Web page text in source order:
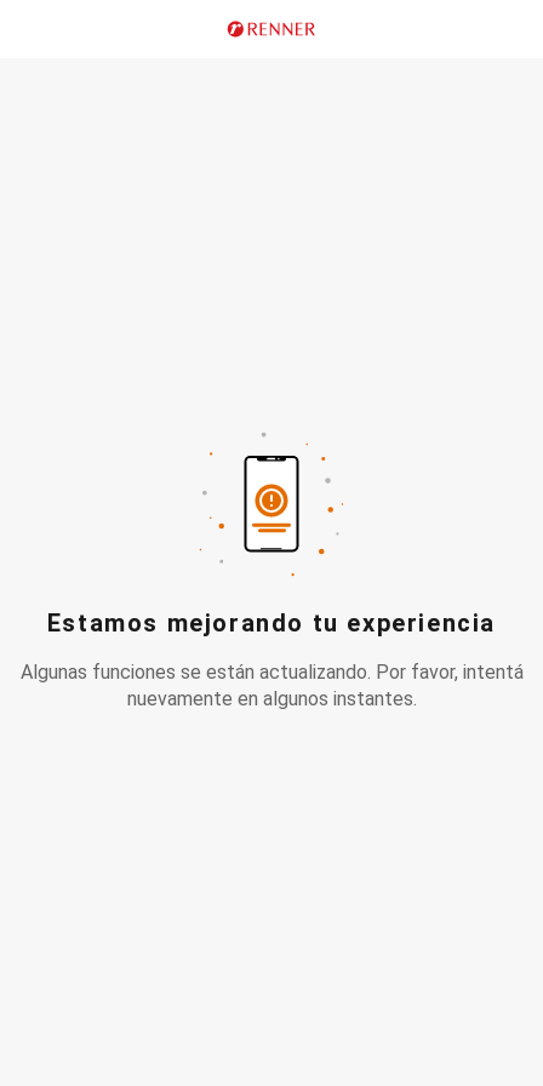
Estamos mejorando tu experiencia
Algunas funciones se están actualizando. Por favor, intentá
nuevamente en algunos instantes.